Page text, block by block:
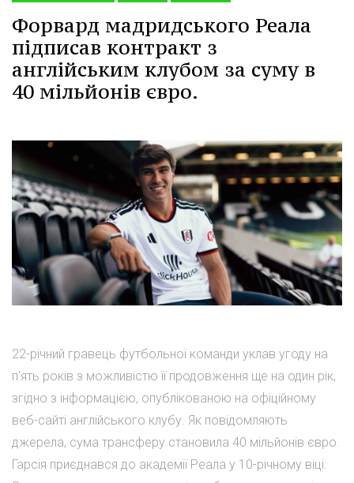
Форвард мадридського Реала
підписав контракт з
англійським клубом за суму в
40 мільйонів євро.
22-річний гравець футбольної команди уклав угоду на
п'ять років з можливістю її продовження ще на один рік,
згідно з інформацією, опублікованою на офіційному
веб-сайті англійського клубу. Як повідомляють
джерела, сума трансферу становила 40 мільйонів євро.
Гарсія приєднався до академії Реала у 10-річному віці.